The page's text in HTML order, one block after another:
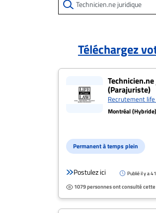
EMPLOIS
ENTREPRISES
Téléchargez
12 offres
(Parajuriste)
Recrutement
Montréal (Hybride)
Permanent à temps plein
Postulez ici Publié il y a
1079 personnes ont consulté
Postulez